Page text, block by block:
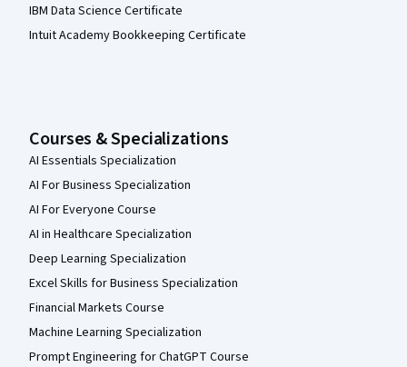
IBM Data Science Certificate
Intuit Academy Bookkeeping Certificate
Courses & Specializations
AI Essentials Specialization
AI For Business Specialization
AI For Everyone Course
AI in Healthcare Specialization
Deep Learning Specialization
Excel Skills for Business Specialization
Financial Markets Course
Machine Learning Specialization
Prompt Engineering for ChatGPT Course